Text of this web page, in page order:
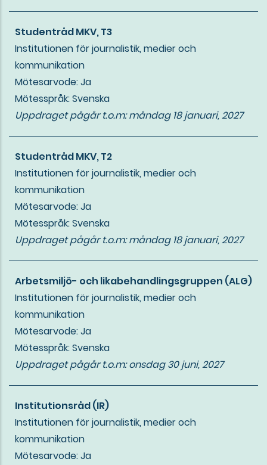
Studentråd MKV, T3
Institutionen för journalistik, medier och
kommunikation
Mötesarvode: Ja
Mötesspråk: Svenska
Uppdraget pågår t.o.m:måndag 18 januari, 2027
Studentråd MKV, T2
Institutionen för journalistik, medier och
kommunikation
Mötesarvode: Ja
Mötesspråk: Svenska
Uppdraget pågår t.o.m:måndag 18 januari, 2027
Arbetsmiljö- och likabehandlingsgruppen (ALG)
Institutionen för journalistik, medier och
kommunikation
Mötesarvode: Ja
Mötesspråk: Svenska
Uppdraget pågår t.o.m:onsdag 30 juni, 2027
Institutionsråd (IR)
Institutionen för journalistik, medier och
kommunikation
Mötesarvode: Ja